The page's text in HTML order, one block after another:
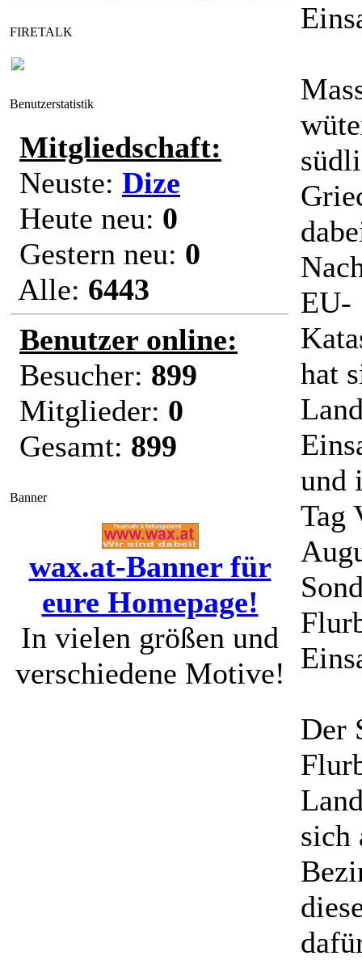
FIRETALK
Benutzerstatistik
Mitgliedschaft:
Neuste: Dize
Heute neu: 0
Gestern neu: 0
Alle: 6443
Benutzer online:
Besucher: 899
Mitglieder: 0
Gesamt: 899
Banner
wax.at-Banner für
eure Homepage!
In vielen größen und
verschiedene Motive!
EU-
hat
und
Tag
Der
sich